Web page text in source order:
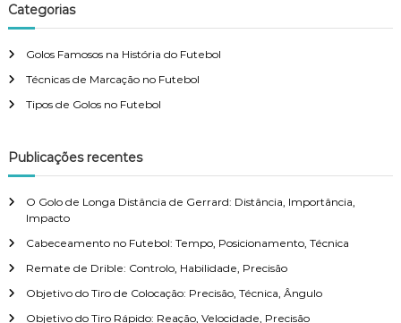
Categorias
Golos Famosos na História do Futebol
Técnicas de Marcação no Futebol
Tipos de Golos no Futebol
Publicações recentes
O Golo de Longa Distância de Gerrard: Distância, Importância,
Impacto
Cabeceamento no Futebol: Tempo, Posicionamento, Técnica
Remate de Drible: Controlo, Habilidade, Precisão
Objetivo do Tiro de Colocação: Precisão, Técnica, Ângulo
Objetivo do Tiro Rápido: Reação, Velocidade, Precisão